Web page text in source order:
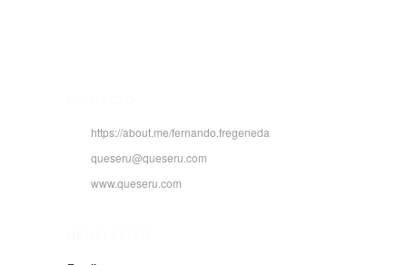
https://about.me/fernando.fregeneda
queseru@queseru.com
www.queseru.com